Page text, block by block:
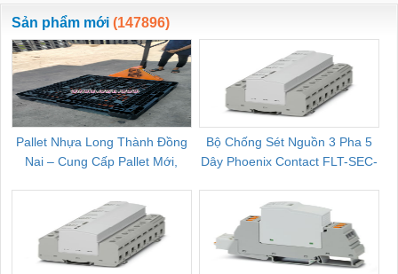
ewara
CHUA CHAY
Sản phẩm mới (147896)
Pallet Nhựa Long Thành Đồng
Nai – Cung Cấp Pallet Mới,
Bộ Chống Sét Nguồn 3 Pha 5
Dây Phoenix Contact FLT-SEC-